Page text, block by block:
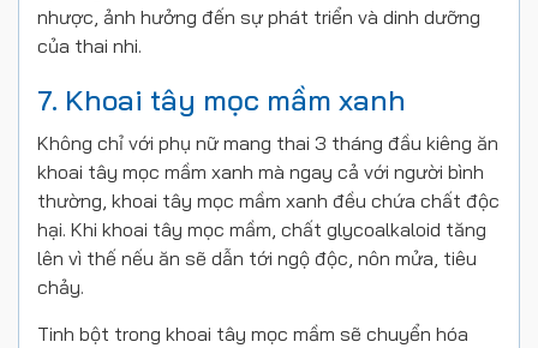
nhược, ảnh hưởng đến sự phát triển và dinh dưỡng
của thai nhi.
7. Khoai tây mọc mầm xanh
Không chỉ với phụ nữ mang thai 3 tháng đầu kiêng ăn
khoai tây mọc mầm xanh mà ngay cả với người bình
thường, khoai tây mọc mầm xanh đều chứa chất độc
hại. Khi khoai tây mọc mầm, chất glycoalkaloid tăng
lên vì thế nếu ăn sẽ dẫn tới ngộ độc, nôn mửa, tiêu
chảy.
Tinh bột trong khoai tây mọc mầm sẽ chuyển hóa